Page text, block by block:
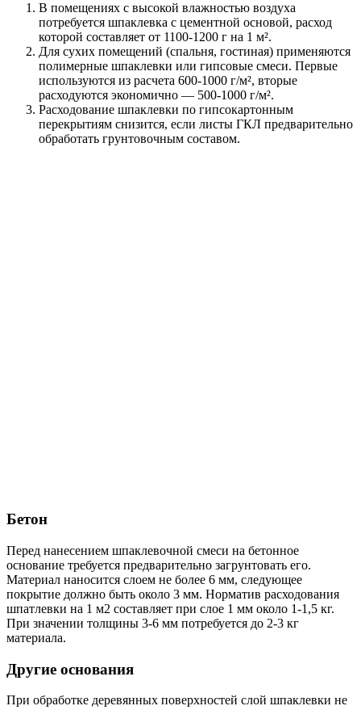
В помещениях с высокой влажностью воздуха
потребуется шпаклевка с цементной основой, расход
которой составляет от 1100-1200 г на 1 м².
Для сухих помещений (спальня, гостиная) применяются
полимерные шпаклевки или гипсовые смеси. Первые
используются из расчета 600-1000 г/м², вторые
расходуются экономично — 500-1000 г/м².
Расходование шпаклевки по гипсокартонным
перекрытиям снизится, если листы ГКЛ предварительно
обработать грунтовочным составом.
Бетон
Перед нанесением шпаклевочной смеси на бетонное
основание требуется предварительно загрунтовать его.
Материал наносится слоем не более 6 мм, следующее
покрытие должно быть около 3 мм. Норматив расходования
шпатлевки на 1 м2 составляет при слое 1 мм около 1-1,5 кг.
При значении толщины 3-6 мм потребуется до 2-3 кг
материала.
Другие основания
При обработке деревянных поверхностей слой шпаклевки не